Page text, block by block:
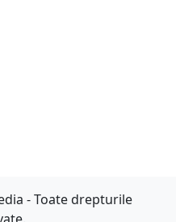
- Toate drepturile